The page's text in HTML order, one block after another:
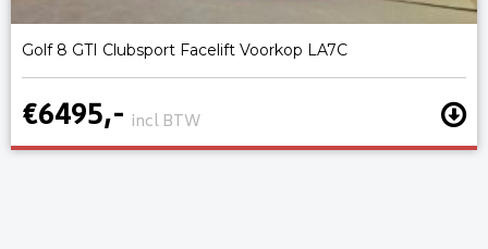
Golf 8 GTI Clubsport Facelift Voorkop LA7C
€6495,- incl BTW